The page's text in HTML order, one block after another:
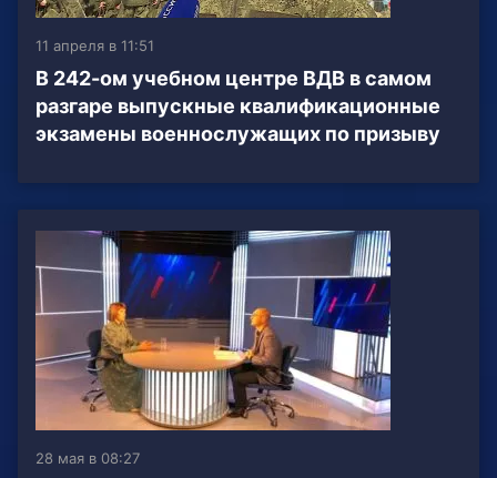
11 апреля в 11:51
В 242-ом учебном центре ВДВ в самом
разгаре выпускные квалификационные
экзамены военнослужащих по призыву
28 мая в 08:27